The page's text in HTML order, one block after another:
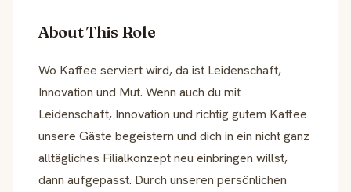
About This Role
Wo Kaffee serviert wird, da ist Leidenschaft,
Innovation und Mut. Wenn auch du mit
Leidenschaft, Innovation und richtig gutem Kaffee
unsere Gäste begeistern und dich in ein nicht ganz
alltägliches Filialkonzept neu einbringen willst,
dann aufgepasst. Durch unseren persönlichen